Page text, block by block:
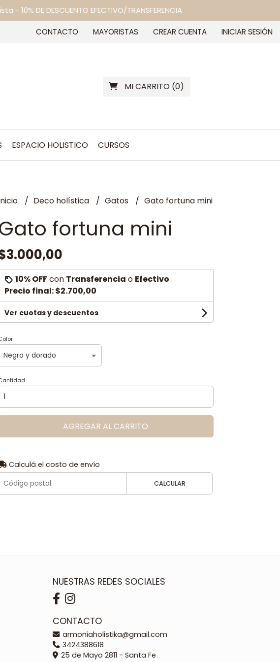
DE DESCUENTO EFECTIVO/TRANSFERENCIA
CONTACTO MAYORISTAS CREAR CUENTA INICIAR SESIÓN
MI CARRITO(0)
ESPACIO HOLISTICO CURSOS
Deco holística Gatos Gato fortuna mini
fortuna mini
10% OFFcon Transferencia o Efectivo
Precio final:$2.700,00
Ver cuotas y descuentos
AGREGAR AL CARRITO
Calculá el costo de envío
CALCULAR
NUESTRAS REDES SOCIALES
CONTACTO
armoniaholistika@gmail.com
3424388618
25 de Mayo 2811 - Santa Fe